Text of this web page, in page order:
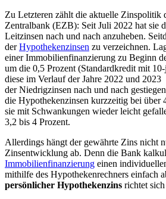
Zu Letzteren zählt die aktuelle Zinspolitik
Zentralbank (EZB): Seit Juli 2022 hat sie
Leitzinsen nach und nach anzuheben.
derHypothekenzinsen zu verzeichnen.
einer Immobilienfinanzierung zu Beginn
um die 0,5 Prozent (Standardkredit mit
diese im Verlauf der Jahre 2022 und 2023
der Niedrigzinsen nach und nach
die Hypothekenzinsen kurzzeitig bei über
sie mit Schwankungen wieder leicht
3,2 bis 4 Prozent.
Allerdings hängt der gewährte Zins nicht
Zinsentwicklung ab. Denn die Bank
Immobilienfinanzierung einen
mithilfe des Hypothekenrechners einfach
persönlicher Hypothekenzins richtet